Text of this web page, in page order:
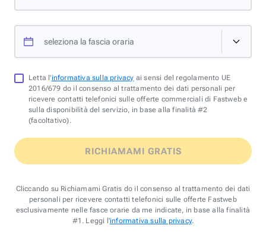
seleziona la fascia oraria
Letta l'informativa sulla privacy ai sensi del regolamento UE
2016/679 do il consenso al trattamento dei dati personali per
ricevere contatti telefonici sulle offerte commerciali di Fastweb e
sulla disponibilità del servizio, in base alla finalità #2
(facoltativo).
RICHIAMAMI GRATIS
Cliccando su Richiamami Gratis do il consenso al trattamento dei dati
personali per ricevere contatti telefonici sulle offerte Fastweb
esclusivamente nelle fasce orarie da me indicate, in base alla finalità
#1. Leggi l'informativa sulla privacy.